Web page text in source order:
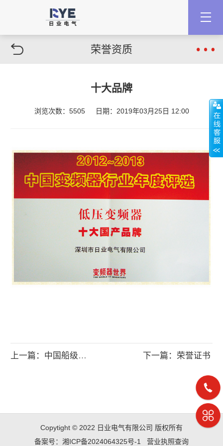
荣誉资质
十大品牌
浏览次数：5505 日期：2019年03月25日 12:00
上一篇：中国船级社型式认可证书 下一篇：荣誉证书
Copytight © 2022 日业电气有限公司 版权所有
备案号：湘ICP备2024064325号-1
营业执照查询